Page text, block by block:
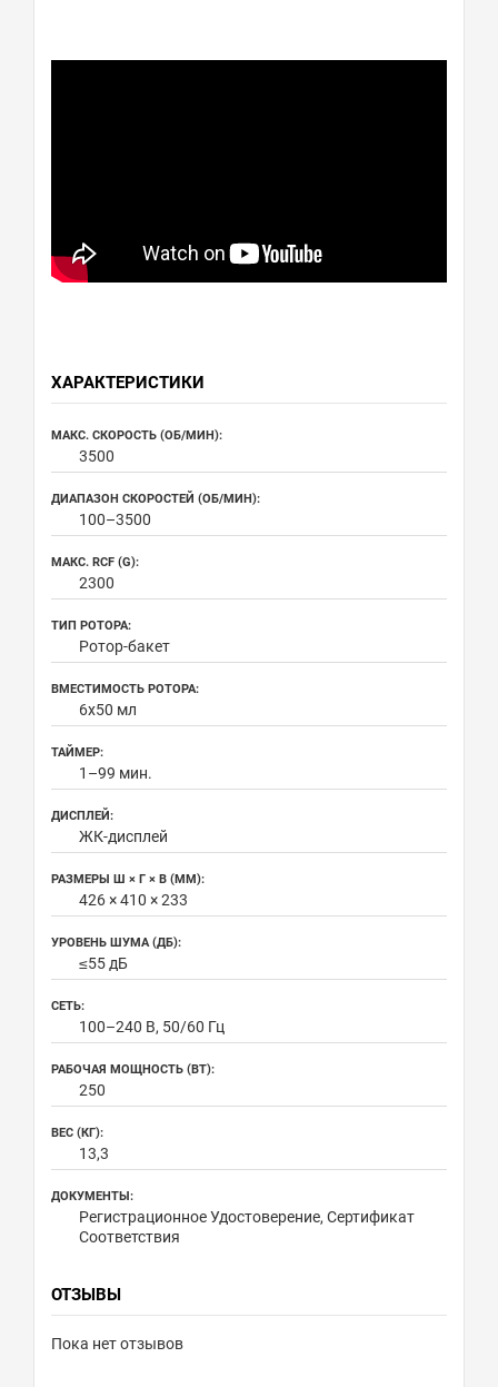
ХАРАКТЕРИСТИКИ
МАКС. СКОРОСТЬ (ОБ/МИН):
3500
ДИАПАЗОН СКОРОСТЕЙ (ОБ/МИН):
100–3500
МАКС. RCF (G):
2300
ТИП РОТОРА:
Ротор-бакет
ВМЕСТИМОСТЬ РОТОРА:
6x50 мл
ТАЙМЕР:
1–99 мин.
ДИСПЛЕЙ:
ЖК-дисплей
РАЗМЕРЫ Ш × Г × В (ММ):
426 × 410 × 233
УРОВЕНЬ ШУМА (ДБ):
≤55 дБ
СЕТЬ:
100–240 В, 50/60 Гц
РАБОЧАЯ МОЩНОСТЬ (ВТ):
250
ВЕС (КГ):
13,3
ДОКУМЕНТЫ:
Регистрационное Удостоверение, Сертификат
Соответствия
ОТЗЫВЫ
Пока нет отзывов